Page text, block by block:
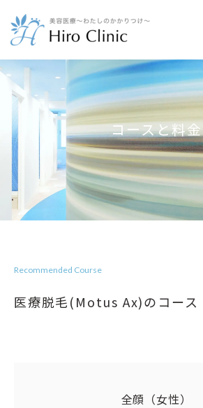
コースと料金
Recommended Course
医療脱毛(Motus Ax)のコース
全顔（女性）